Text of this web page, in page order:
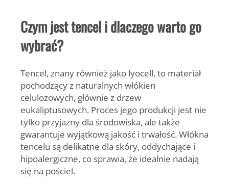
Czym jest tencel i dlaczego warto go
wybrać?
Tencel, znany również jako lyocell, to materiał
pochodzący z naturalnych włókien
celulozowych, głównie z drzew
eukaliptusowych. Proces jego produkcji jest nie
tylko przyjazny dla środowiska, ale także
gwarantuje wyjątkową jakość i trwałość. Włókna
tencelu są delikatne dla skóry, oddychające i
hipoalergiczne, co sprawia, że idealnie nadają
się na pościel.